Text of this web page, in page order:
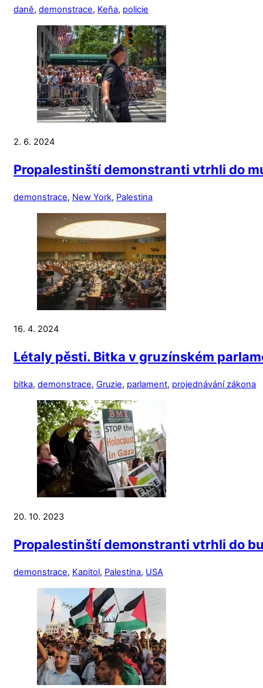
daně, demonstrace, Keňa, policie
2. 6. 2024
Propalestinští demonstranti vtrhli do
demonstrace, New York, Palestina
16. 4. 2024
Létaly pěsti. Bitka v gruzínském
bitka, demonstrace, Gruzie, parlament, projednávání zákona
20. 10. 2023
Propalestinští demonstranti vtrhli do
demonstrace, Kapitol, Palestina, USA